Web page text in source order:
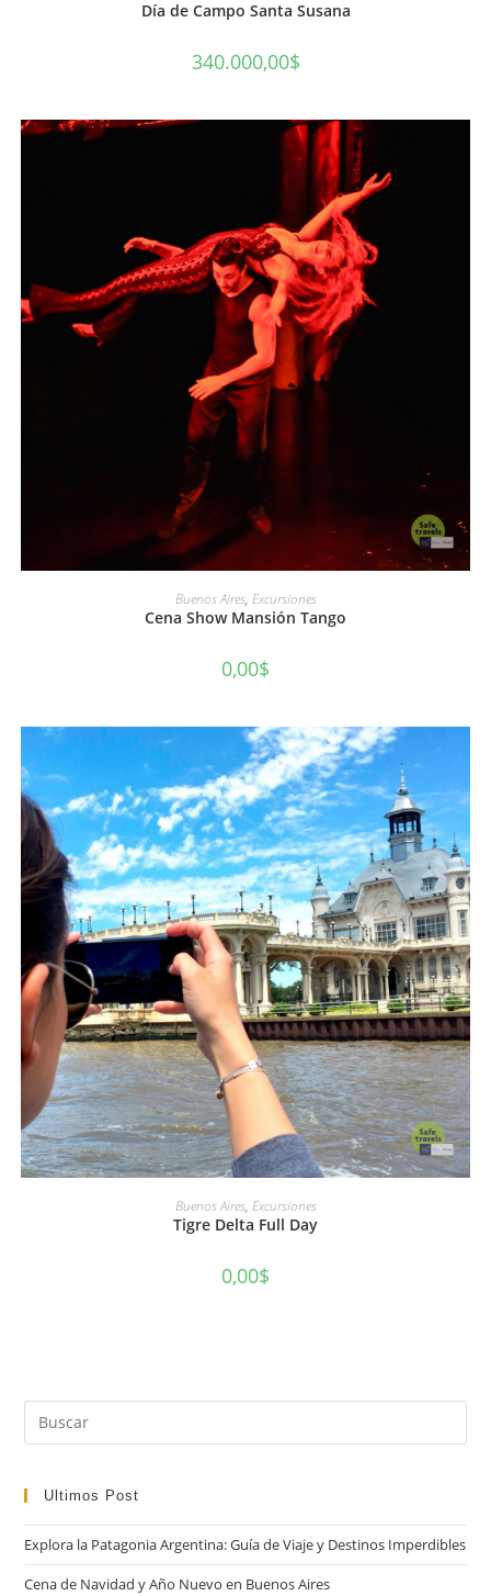
Día de Campo Santa Susana
340.000,00$
AÑADIR AL CARRITO
Buenos Aires, Excursiones
Cena Show Mansión Tango
0,00$
AÑADIR AL CARRITO
Buenos Aires, Excursiones
Tigre Delta Full Day
0,00$
Ultimos Post
Explora la Patagonia Argentina: Guía de Viaje y Destinos Imperdibles
Cena de Navidad y Año Nuevo en Buenos Aires